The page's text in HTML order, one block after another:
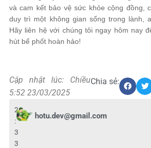
và cam kết bảo vệ sức khỏe cộng đồng,
duy trì một không gian sống trong lành,
Hãy liên hệ với chúng tôi ngay hôm nay
hút bể phốt hoàn hảo!
Cập nhật lúc: Chiều
5:52 23/03/2025
Chia sẻ:
hotu.dev@gmail.com
2
:
3
3